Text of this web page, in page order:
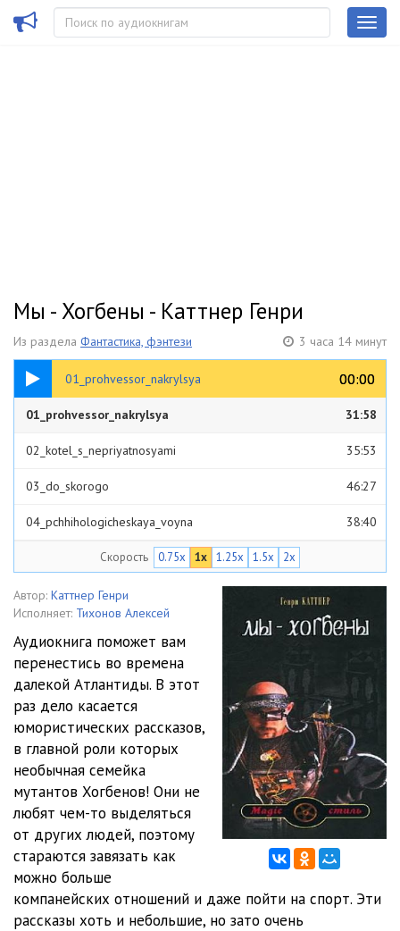
Мы - Хогбены - Каттнер Генри
Из раздела Фантастика, фэнтези 3 часа 14 минут
01_prohvessor_nakrylsya 00:00
00:00
31:58
01_prohvessor_nakrylsya 31:58
02_kotel_s_nepriyatnosyami 35:53
03_do_skorogo 46:27
04_pchhihologicheskaya_voyna 38:40
05_voennye_igryСкорость 0.75x 1x 1.25x 1.5x 2x
Автор: Каттнер Генри
Исполняет: Тихонов Алексей
Аудиокнига поможет вам
перенестись во времена
далекой Атлантиды. В этот
раз дело касается
юмористических рассказов,
в главной роли которых
необычная семейка
мутантов Хогбенов! Они не
любят чем-то выделяться
от других людей, поэтому
стараются завязать как
можно больше
компанейских отношений и даже пойти на спорт. Эти
рассказы хоть и небольшие, но зато очень